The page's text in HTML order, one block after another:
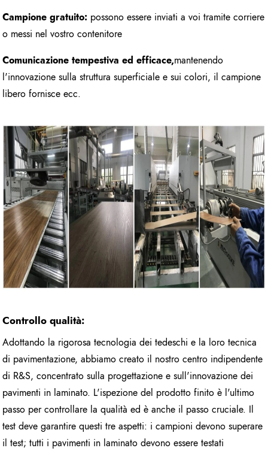
Campione gratuito: possono essere inviati a voi tramite corriere
o messi nel vostro contenitore
Comunicazione tempestiva ed efficace,mantenendo
l'innovazione sulla struttura superficiale e sui colori, il campione
libero fornisce ecc.
Controllo qualità:
Adottando la rigorosa tecnologia dei tedeschi e la loro tecnica
di pavimentazione, abbiamo creato il nostro centro indipendente
di R&S, concentrato sulla progettazione e sull'innovazione dei
pavimenti in laminato. L'ispezione del prodotto finito è l'ultimo
passo per controllare la qualità ed è anche il passo cruciale. Il
test deve garantire questi tre aspetti: i campioni devono superare
il test; tutti i pavimenti in laminato devono essere testati